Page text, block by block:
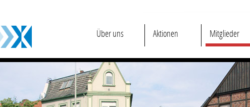
Über uns Aktionen Mitglieder